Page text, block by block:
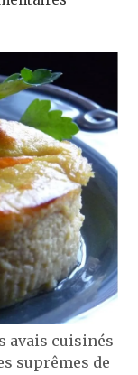
avais cuisinés
suprêmes de